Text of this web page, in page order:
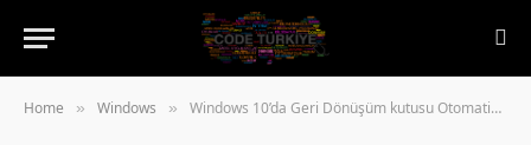
Home » Windows » Windows 10’da Geri Dönüşüm kutusu Otomatik Olarak Boşaltılır